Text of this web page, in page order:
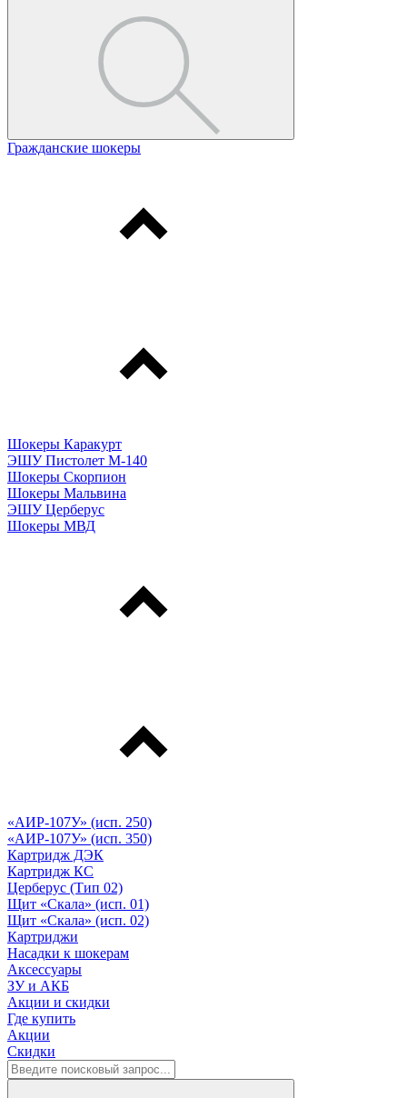
Гражданские шокеры
Шокеры Каракурт
ЭШУ Пистолет М-140
Шокеры Скорпион
Шокеры Мальвина
ЭШУ Церберус
Шокеры МВД
«АИР-107У» (исп. 250)
«АИР-107У» (исп. 350)
Картридж ДЭК
Картридж КС
Церберус (Тип 02)
Щит «Скала» (исп. 01)
Щит «Скала» (исп. 02)
Картриджи
Насадки к шокерам
Аксессуары
ЗУ и АКБ
Акции и скидки
Где купить
Акции
Скидки